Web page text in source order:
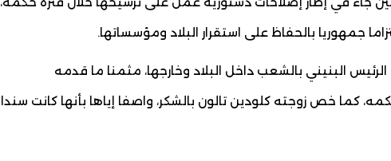
جمهوريا بالحفاظ على استقرار البلاد ومؤسساتها.
البنيني بالشعب داخل البلاد وخارجها، مثمنا ما قدمه
كما خص زوجته كلودين تالون بالشكر، واصفا إياها بأنها كانت سندا